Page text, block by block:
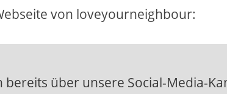
von loveyourneighbour:
bereits über unsere Social-Media-